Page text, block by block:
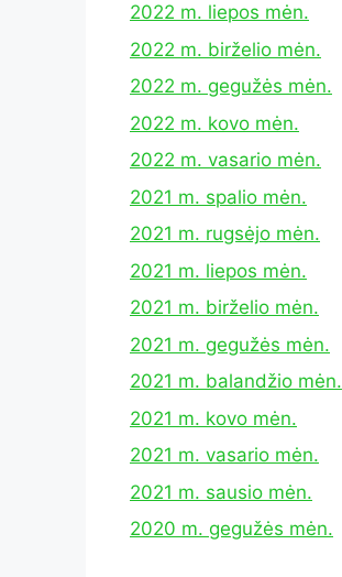
2022 m. liepos mėn.
2022 m. birželio mėn.
2022 m. gegužės mėn.
2022 m. kovo mėn.
2022 m. vasario mėn.
2021 m. spalio mėn.
2021 m. rugsėjo mėn.
2021 m. liepos mėn.
2021 m. birželio mėn.
2021 m. gegužės mėn.
2021 m. balandžio mėn.
2021 m. kovo mėn.
2021 m. vasario mėn.
2021 m. sausio mėn.
2020 m. gegužės mėn.